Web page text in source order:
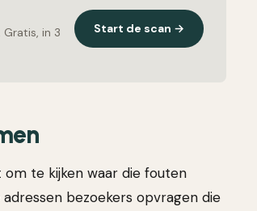
in 3
Start de scan →
te kijken waar die fouten
adressen bezoekers opvragen die